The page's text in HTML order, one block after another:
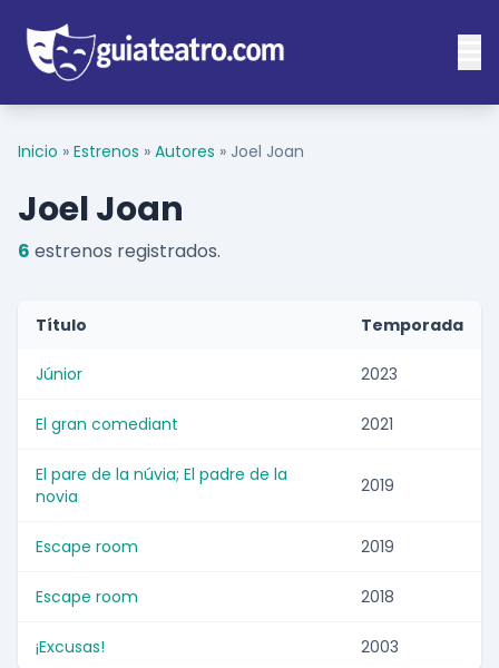
Inicio » Estrenos » Autores » Joel Joan
Joel Joan
6 estrenos registrados.
Título Temporada
Júnior 2023
El gran comediant 2021
El pare de la núvia; El padre de la
novia
2019
Escape room 2019
Escape room 2018
¡Excusas! 2003